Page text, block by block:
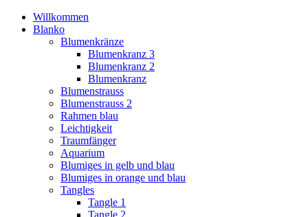
Willkommen
Blanko
Blumenkränze
Blumenkranz 3
Blumenkranz 2
Blumenkranz
Blumenstrauss
Blumenstrauss 2
Rahmen blau
Leichtigkeit
Traumfänger
Aquarium
Blumiges in gelb und blau
Blumiges in orange und blau
Tangles
Tangle 1
Tangle 2